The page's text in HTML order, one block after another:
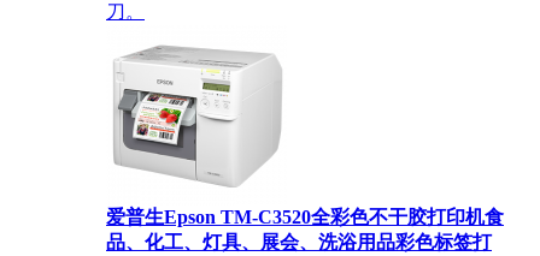
刀。
爱普生Epson TM-C3520全彩色不干胶打印机食
品、化工、灯具、展会、洗浴用品彩色标签打